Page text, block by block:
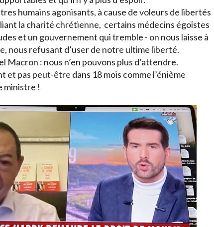
humains agonisants, à cause de voleurs de libertés
la charité chrétienne, certains médecins égoïstes
et un gouvernement qui tremble - on nous laisse à
nous refusant d’user de notre ultime liberté.
Macron : nous n’en pouvons plus d’attendre.
et pas peut-être dans 18 mois comme l’énième
ministre !